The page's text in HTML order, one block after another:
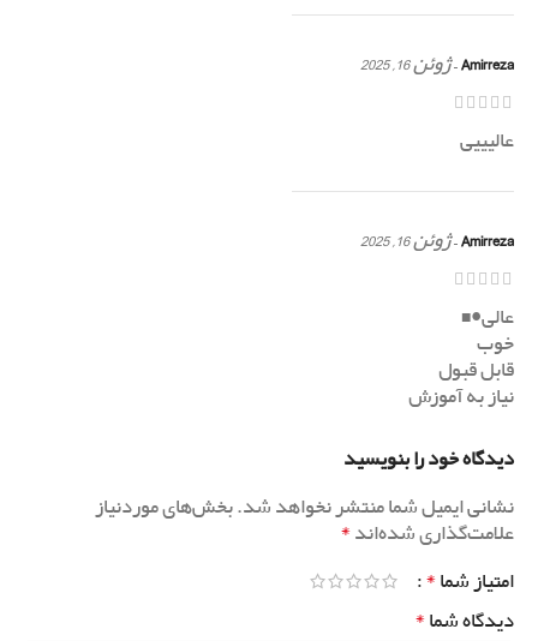
Amirreza
–ژوئن 16, 2025
عالیییی
Amirreza
–ژوئن 16, 2025
عالی●■
خوب
قابل قبول
نیاز به آموزش
دیدگاه خود را بنویسید
نشانی ایمیل شما منتشر نخواهد شد.بخش‌های موردنیاز
علامت‌گذاری شده‌اند*
امتیاز شما*
دیدگاه شما*